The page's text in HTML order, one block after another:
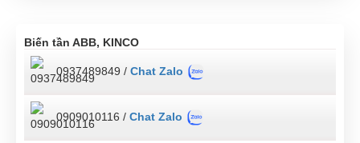
Biến tần ABB, KINCO
0937489849 / Chat Zalo
0909010116 / Chat Zalo